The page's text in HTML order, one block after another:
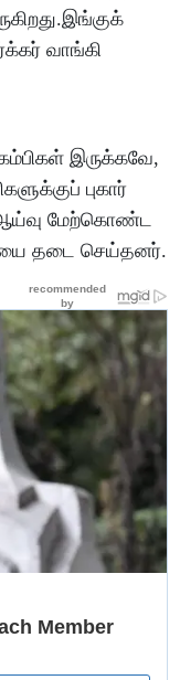
வாங்கி
இருக்கவே,
புகார்
மேற்கொண்ட
தடை செய்தனர்.